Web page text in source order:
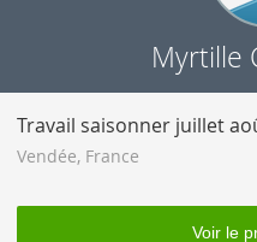
Myrtille
Travail saisonner juillet
Vendée, France
Voir le